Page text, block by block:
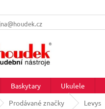
Baskytary Ukulele
Prodávané značky Levys